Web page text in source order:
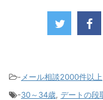
- メール相談2000件以上
-30～34歳, デートの段